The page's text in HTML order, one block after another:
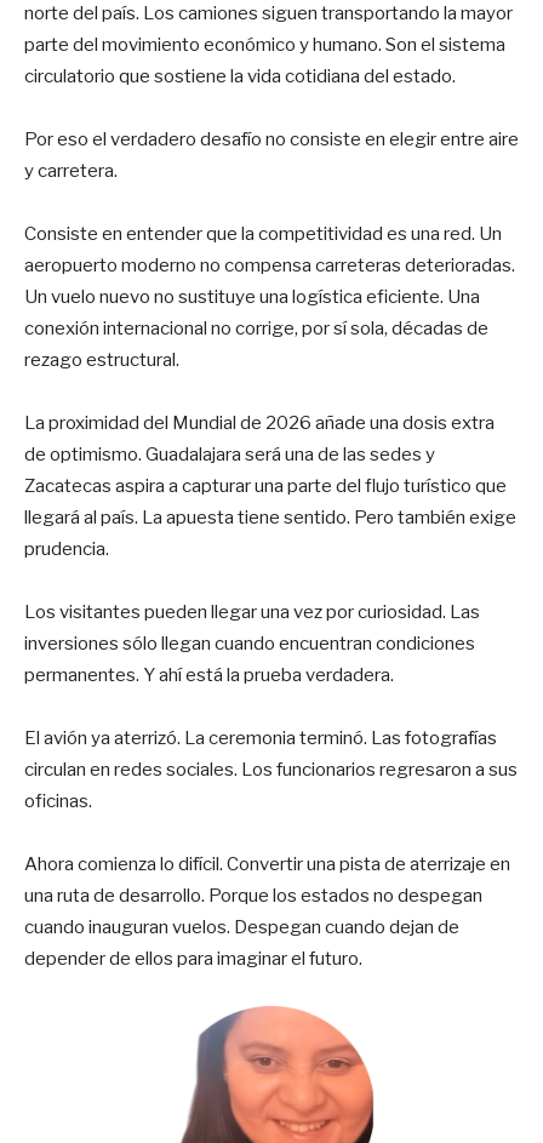
norte del país. Los camiones siguen transportando la mayor
parte del movimiento económico y humano. Son el sistema
circulatorio que sostiene la vida cotidiana del estado.
Por eso el verdadero desafío no consiste en elegir entre aire
y carretera.
Consiste en entender que la competitividad es una red. Un
aeropuerto moderno no compensa carreteras deterioradas.
Un vuelo nuevo no sustituye una logística eficiente. Una
conexión internacional no corrige, por sí sola, décadas de
rezago estructural.
La proximidad del Mundial de 2026 añade una dosis extra
de optimismo. Guadalajara será una de las sedes y
Zacatecas aspira a capturar una parte del flujo turístico que
llegará al país. La apuesta tiene sentido. Pero también exige
prudencia.
Los visitantes pueden llegar una vez por curiosidad. Las
inversiones sólo llegan cuando encuentran condiciones
permanentes. Y ahí está la prueba verdadera.
El avión ya aterrizó. La ceremonia terminó. Las fotografías
circulan en redes sociales. Los funcionarios regresaron a sus
oficinas.
Ahora comienza lo difícil. Convertir una pista de aterrizaje en
una ruta de desarrollo. Porque los estados no despegan
cuando inauguran vuelos. Despegan cuando dejan de
depender de ellos para imaginar el futuro.